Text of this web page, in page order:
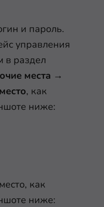
и пароль.
управления
в раздел
места →
, как
ниже:
как
ниже: